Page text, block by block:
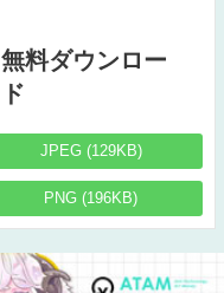
無料ダウンロー
ド
JPEG (129KB)
PNG (196KB)